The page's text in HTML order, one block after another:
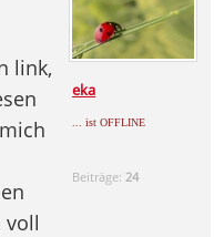
eka
... ist OFFLINE
Beiträge: 24
link,
voll